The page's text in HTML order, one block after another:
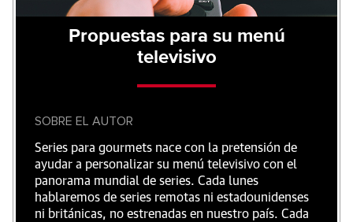
Propuestas para su menú
televisivo
SOBRE EL AUTOR
Series para gourmets nace con la pretensión de
ayudar a personalizar su menú televisivo con el
panorama mundial de series. Cada lunes
hablaremos de series remotas ni estadounidenses
ni británicas, no estrenadas en nuestro país. Cada